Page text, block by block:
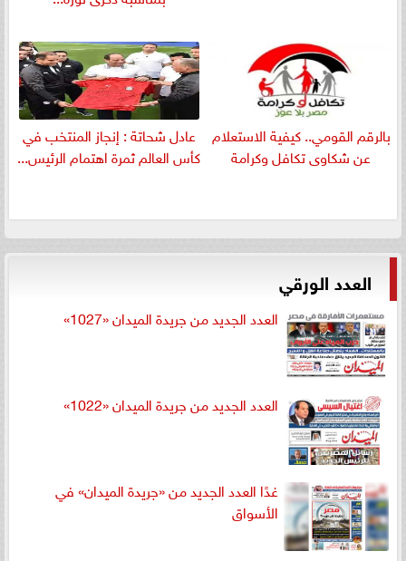
بالرقم القومي.. كيفية الاستعلام
عن شكاوى تكافل وكرامة
عادل شحاتة : إنجاز المنتخب في
كأس العالم ثمرة اهتمام الرئيس...
العدد الورقي
العدد الجديد من جريدة الميدان «1027»
العدد الجديد من جريدة الميدان «1022»
غدًا العدد الجديد من «جريدة الميدان» في
الأسواق